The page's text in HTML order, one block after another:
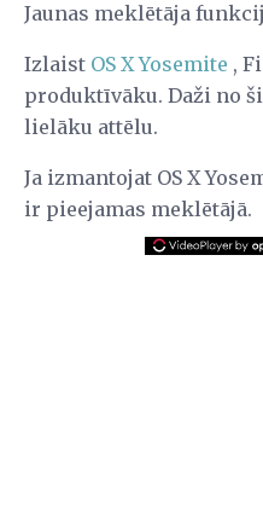
Jaunas meklētāja
Izlaist OS X Yosemite ,
produktīvāku. Daži no
lielāku attēlu.
Ja izmantojat OS X
ir pieejamas meklētājā.